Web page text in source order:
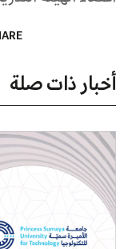
أخبار ذات صلة